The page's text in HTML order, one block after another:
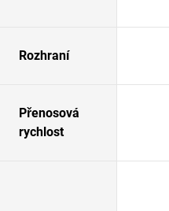
Rozhraní
Přenosová
rychlost